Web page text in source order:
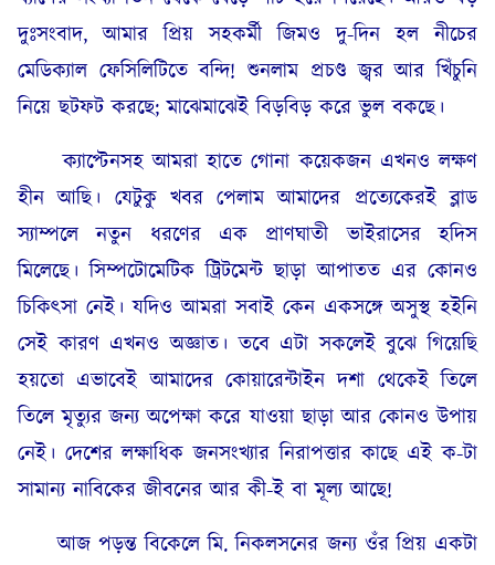
দুঃসংবাদ, আমার প্রিয় সহকর্মী জিমও দু-দিন হল নীচের
মেডিক্যাল ফেসিলিটিতে বন্দি! শুনলাম প্রচণ্ড জ্বর আর খিঁচুনি
নিয়ে ছটফট করছে; মাঝেমাঝেই বিড়বিড় করে ভুল বকছে।
ক্যাপ্টেনসহ আমরা হাতে গোনা কয়েকজন এখনও লক্ষণ
হীন আছি। যেটুকু খবর পেলাম আমাদের প্রত্যেকেরই ব্লাড
স্যাম্পলে নতুন ধরণের এক প্রাণঘাতী ভাইরাসের হদিস
মিলেছে। সিম্পটোমেটিক ট্রিটমেন্ট ছাড়া আপাতত এর কোনও
চিকিৎসা নেই। যদিও আমরা সবাই কেন একসঙ্গে অসুস্থ হইনি
সেই কারণ এখনও অজ্ঞাত। তবে এটা সকলেই বুঝে গিয়েছি
হয়তো এভাবেই আমাদের কোয়ারেন্টাইন দশা থেকেই তিলে
তিলে মৃত্যুর জন্য অপেক্ষা করে যাওয়া ছাড়া আর কোনও উপায়
নেই। দেশের লক্ষাধিক জনসংখ্যার নিরাপত্তার কাছে এই ক-টা
সামান্য নাবিকের জীবনের আর কী-ই বা মূল্য আছে!
আজ পড়ন্ত বিকেলে মি. নিকলসনের জন্য ওঁর প্রিয় একটা